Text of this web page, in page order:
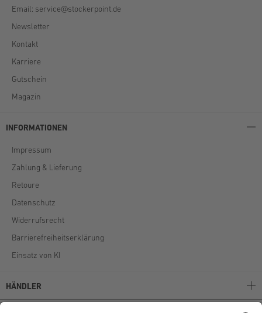
Email: service@stockerpoint.de
Newsletter
Kontakt
Karriere
Gutschein
Magazin
INFORMATIONEN
Impressum
Zahlung & Lieferung
Retoure
Datenschutz
Widerrufsrecht
Barrierefreiheitserklärung
Einsatz von KI
HÄNDLER